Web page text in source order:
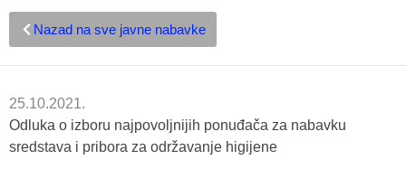
Nazad na sve javne nabavke
25.10.2021.
Odluka o izboru najpovoljnijih ponuđača za nabavku
sredstava i pribora za održavanje higijene